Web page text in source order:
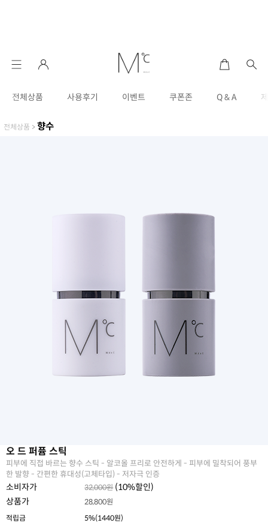
전체상품 사용후기 이벤트 쿠폰존 Q & A
전체상품 > 향수
오 드 퍼퓸 스틱
피부에 직접 바르는 향수 스틱 - 알코올 프리로 안전하게 - 피부에 밀착되어 풍부
한 발향 - 간편한 휴대성(고체타입) - 저자극 인증
소비자가 32,000원 (10%할인)
상품가
28,800원
적립금
5%(1440원)